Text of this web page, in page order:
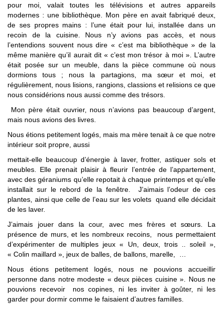
pour moi, valait toutes les télévisions et autres appareils
modernes : une bibliothèque. Mon père en avait fabriqué deux,
de ses propres mains : l’une était pour lui, installée dans un
recoin de la cuisine. Nous n’y avions pas accès, et nous
l’entendions souvent nous dire « c’est ma bibliothèque » de la
même manière qu’il aurait dit « c’est mon trésor à moi ». L’autre
était posée sur un meuble, dans la pièce commune où nous
dormions tous ; nous la partagions, ma sœur et moi, et
régulièrement, nous lisions, rangions, classions et relisions ce que
nous considérions nous aussi comme des trésors.
Mon père était ouvrier, nous n’avions pas beaucoup d’argent,
mais nous avions des livres.
Nous étions petitement logés, mais ma mère tenait à ce que notre
intérieur soit propre, aussi
mettait-elle beaucoup d’énergie à laver, frotter, astiquer sols et
meubles. Elle prenait plaisir à fleurir l’entrée de l’appartement,
avec des géraniums qu’elle repotait à chaque printemps et qu’elle
installait sur le rebord de la fenêtre. J’aimais l’odeur de ces
plantes, ainsi que celle de l’eau sur les volets quand elle décidait
de les laver.
J’aimais jouer dans la cour, avec mes frères et sœurs. La
présence de murs, et les nombreux recoins, nous permettaient
d’expérimenter de multiples jeux « Un, deux, trois .. soleil »,
« Colin maillard », jeux de balles, de ballons, marelle, …
Nous étions petitement logés, nous ne pouvions accueillir
personne dans notre modeste « deux pièces cuisine ». Nous ne
pouvions recevoir nos copines, ni les inviter à goûter, ni les
garder pour dormir comme le faisaient d’autres familles.